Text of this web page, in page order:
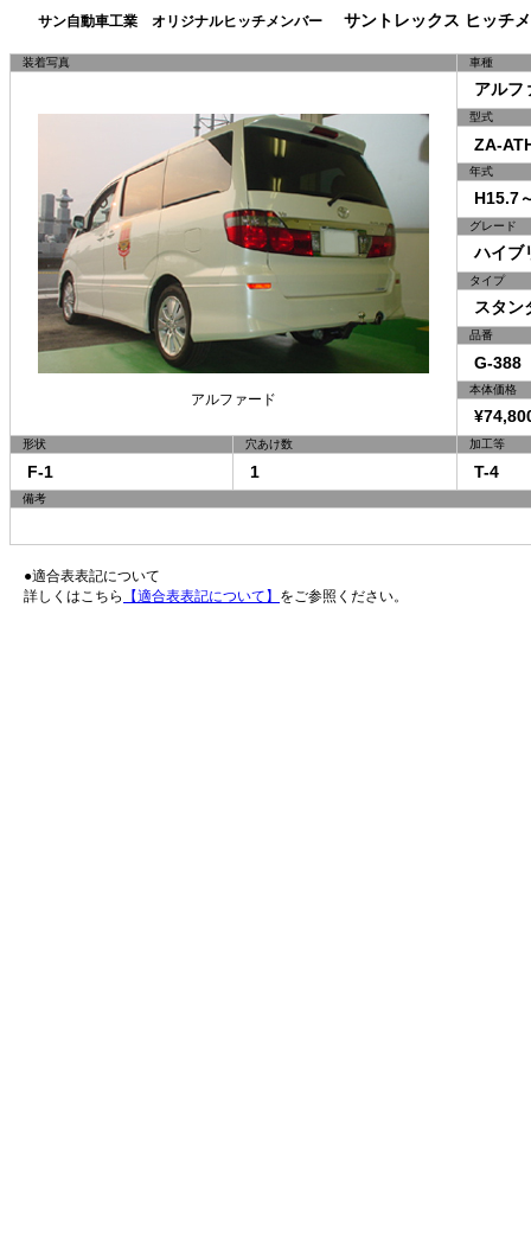
サン自動車工業 オリジナルヒッチメンバー サントレックス ヒッチ
装着写真 車種
アルファード
アルフ
型式
ZA-
年式
H15.7
グレード
ハイブ
タイプ
スタン
品番
G-388
本体価格
形状 穴あけ数 加工等
F-1 1 T-4
備考
●適合表表記について
詳しくはこちら
【適合表表記について】 をご参照ください。